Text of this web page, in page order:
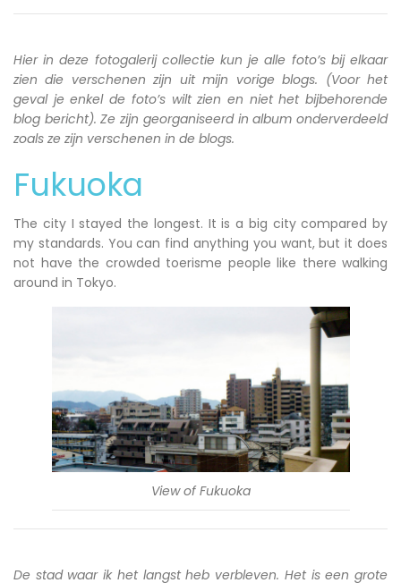
Hier in deze fotogalerij collectie kun je alle foto’s bij elkaar
zien die verschenen zijn uit mijn vorige blogs. (Voor het
geval je enkel de foto’s wilt zien en niet het bijbehorende
blog bericht). Ze zijn georganiseerd in album onderverdeeld
zoals ze zijn verschenen in de blogs.
Fukuoka
The city I stayed the longest. It is a big city compared by
my standards. You can find anything you want, but it does
not have the crowded toerisme people like there walking
around in Tokyo.
View of Fukuoka
De stad waar ik het langst heb verbleven. Het is een grote